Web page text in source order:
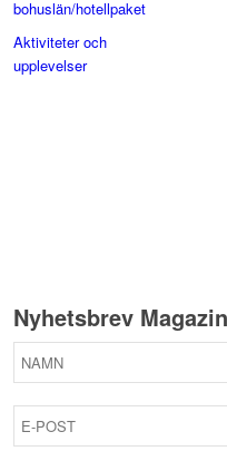
bohuslän/hotellpaket
Aktiviteter och
upplevelser
Nyhetsbrev